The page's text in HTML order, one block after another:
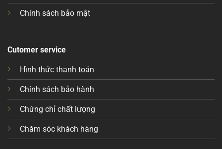
Chính sách bảo mật
Cutomer service
Hình thức thanh toán
Chính sách bảo hành
Chứng chỉ chất lượng
Chăm sóc khách hàng